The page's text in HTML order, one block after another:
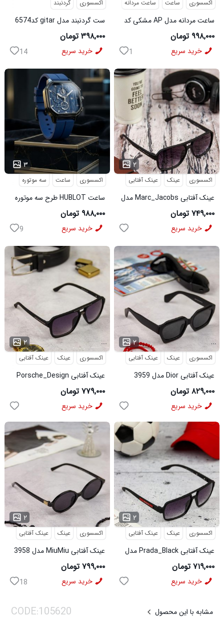
اکسسوری گردنبند
ست گردنبند مدل gitar کد6574
۳۹۸,۰۰۰ تومان
خرید سریع 14
اکسسوری ساعت ساعت مردانه
ساعت مردانه مدل AP مشکی کد
6546
۹۹۸,۰۰۰ تومان
خرید سریع 1
۳
اکسسوری ساعت سه موتوره
ساعت HUBLOT طرح سه موتوره
سورمه ای کد 6559
۹۸۸,۰۰۰ تومان
خرید سریع 9
۲ ...
اکسسوری عینک عینک آفتابی
عینک آفتابی Marc_Jacobs مدل
3956
۷۴۹,۰۰۰ تومان
خرید سریع
۲ ...
اکسسوری عینک عینک آفتابی
عینک آفتابی Porsche_Design
مدل 3960
۷۷۹,۰۰۰ تومان
خرید سریع
۲ ...
اکسسوری عینک عینک آفتابی
عینک آفتابی Dior مدل 3959
۸۲۹,۰۰۰ تومان
خرید سریع
۲ ...
اکسسوری عینک عینک آفتابی
عینک آفتابی MiuMiu مدل 3958
۷۹۹,۰۰۰ تومان
خرید سریع 18
۲ ...
اکسسوری عینک عینک آفتابی
عینک آفتابی Prada_Black مدل
3957
۷۱۹,۰۰۰ تومان
خرید سریع
مشابه با این محصول